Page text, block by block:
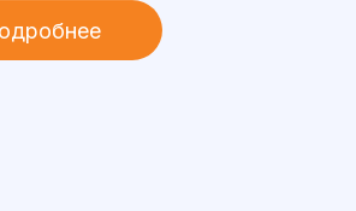
деньги